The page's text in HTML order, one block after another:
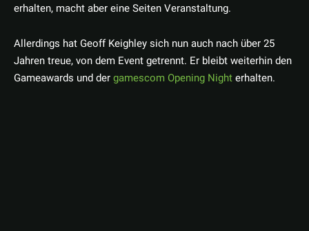
erhalten, macht aber eine Seiten Veranstaltung.
Allerdings hat Geoff Keighley sich nun auch nach über 25
Jahren treue, von dem Event getrennt. Er bleibt weiterhin den
Gameawards und dergamescom Opening Nighterhalten.